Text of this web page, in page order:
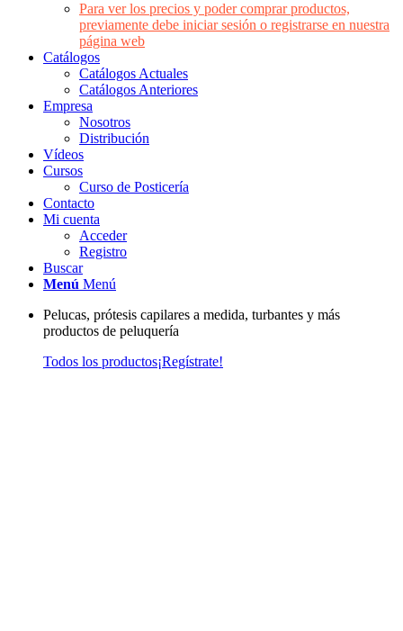
Para ver los precios y poder comprar productos,
previamente debe iniciar sesión o registrarse en nuestra
página web
Catálogos
Catálogos Actuales
Catálogos Anteriores
Empresa
Nosotros
Distribución
Vídeos
Cursos
Curso de Posticería
Contacto
Mi cuenta
Acceder
Registro
Buscar
Menú Menú
Pelucas, prótesis capilares a medida, turbantes y más
productos de peluquería
Todos los productos¡Regístrate!